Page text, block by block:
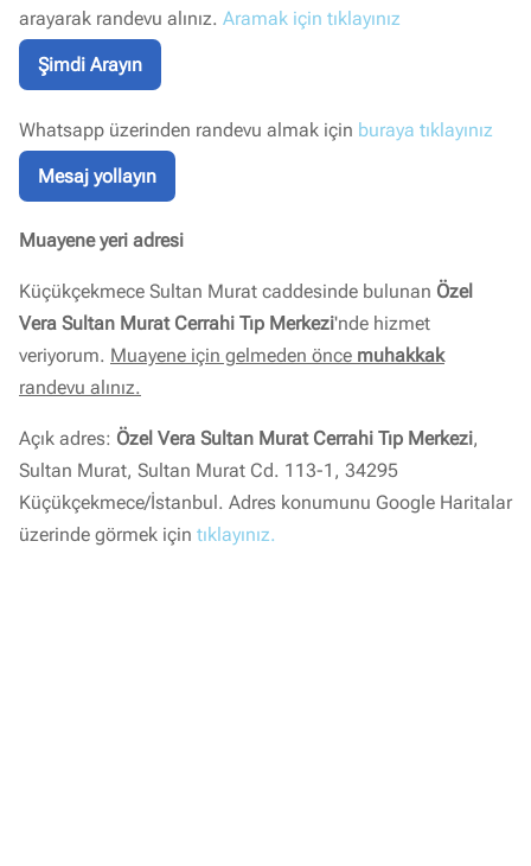
arayarak randevu alınız. Aramak için tıklayınız
Şimdi Arayın
Whatsapp üzerinden randevu almak için buraya tıklayınız
Mesaj yollayın
Muayene yeri adresi
Küçükçekmece Sultan Murat caddesinde bulunan Özel
Vera Sultan Murat Cerrahi Tıp Merkezi'nde hizmet
veriyorum. Muayene için gelmeden önce muhakkak
randevu alınız.
Açık adres: Özel Vera Sultan Murat Cerrahi Tıp Merkezi,
Sultan Murat, Sultan Murat Cd. 113-1, 34295
Küçükçekmece/İstanbul. Adres konumunu Google Haritalar
üzerinde görmek için tıklayınız.